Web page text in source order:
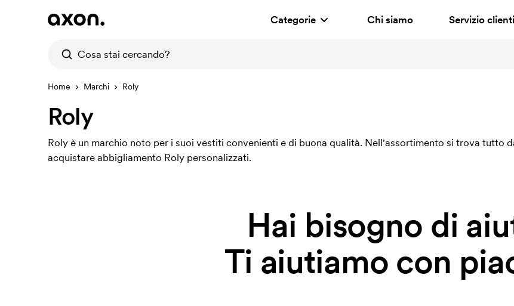
Categorie Chi siamo Servizio clienti
Home Marchi Roly
Roly
Roly è un marchio noto per i suoi vestiti convenienti e di buona qualità. Nell'assortimento si trova tutto
acquistare abbigliamento Roly personalizzati.
Hai bisogno di
Ti aiutiamo con